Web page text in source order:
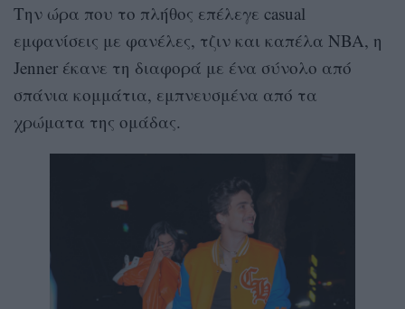
Την ώρα που το πλήθος επέλεγε casual
εμφανίσεις με φανέλες, τζιν και καπέλα NBA, η
Jenner έκανε τη διαφορά με ένα σύνολο από
σπάνια κομμάτια, εμπνευσμένα από τα
χρώματα της ομάδας.